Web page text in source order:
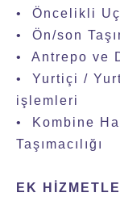
• Öncelikli
• Ön/son
• Antrepo ve
• Yurtiçi /
işlemleri
• Kombine
Taşımacılığı
EK